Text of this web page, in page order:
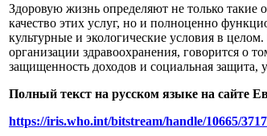
Здоровую жизнь определяют не только такие
качество этих услуг, но и полноценно
культурные и экологические условия в
организации здравоохранения, говорится о
защищенность доходов и социальная защита,
Полный текст на русском языке на сайте
https://iris.who.int/bitstream/handle/10665/